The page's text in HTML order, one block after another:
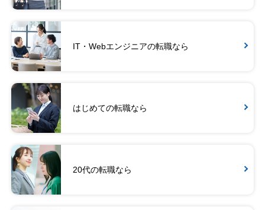
IT・Webエンジニアの転職なら
はじめての転職なら
20代の転職なら